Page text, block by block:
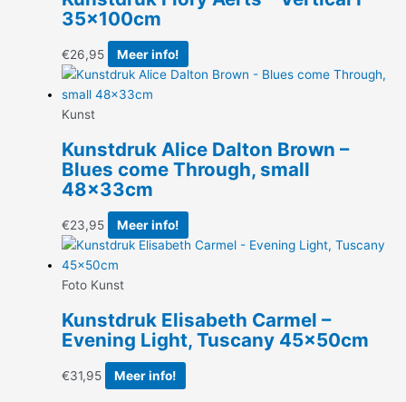
35x100cm
€26,95 Meer info!
Kunst
Kunstdruk Alice Dalton Brown –
Blues come Through, small
48x33cm
€23,95 Meer info!
Foto Kunst
Kunstdruk Elisabeth Carmel –
Evening Light, Tuscany 45x50cm
€31,95 Meer info!